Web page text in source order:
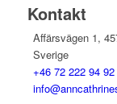
Kontakt
Affärsvägen 1,
Sverige
+46 72 222 94 92